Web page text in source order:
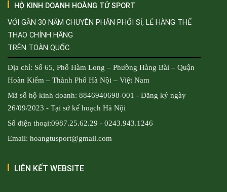
HỘ KINH DOANH HOÀNG TỬ SPORT
VỚI GẦN 30 NĂM CHUYÊN PHÂN PHỐI SỈ, LẺ HÀNG THỂ
THAO CHÍNH HÃNG
TRÊN TOÀN QUỐC.
Địa chỉ: Số 65, Phố Hàm Long – Phường Hàng Bài – Quận
Hoàn Kiếm – Thành Phố Hà Nội – Việt Nam
Mã số hộ kinh doanh: 8846940698-001 - Đăng ký ngày
26/09/2023 - Tại sở kế hoạch Hà Nội
Số điện thoại:0987.25.62.29 - 0243.943.1246
Email: hoangtusport@gmail.com
LIÊN KẾT WEBSITE